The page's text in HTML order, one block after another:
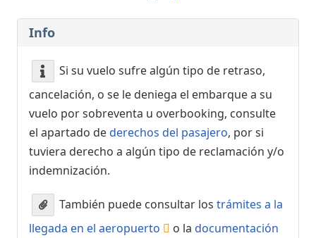
Info
Si su vuelo sufre algún tipo de retraso,
cancelación, o se le deniega el embarque a su
vuelo por sobreventa u overbooking, consulte
el apartado dederechos del pasajero, por si
tuviera derecho a algún tipo de reclamación y/o
indemnización.
También puede consultar los trámites a la
llegada en el aeropuerto
o la documentación